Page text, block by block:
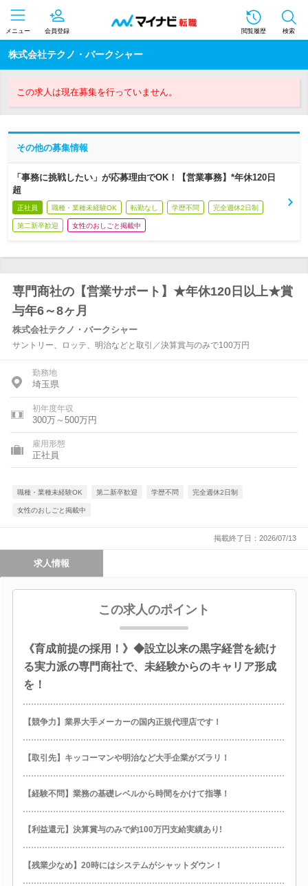
メニュー 会員登録 閲覧履歴 検索
株式会社テクノ・バークシャー
この求人は現在募集を行っていません。
その他の募集情報
「事務に挑戦したい」が応募理由でOK！【営業事務】*年休120日
超
正社員 職種・業種未経験OK 転勤なし 学歴不問 完全週休2日制
第二新卒歓迎 女性のおしごと掲載中
専門商社の【営業サポート】★年休120日以上★賞
与年6～8ヶ月
株式会社テクノ・バークシャー
サントリー、ロッテ、明治などと取引／決算賞与のみで100万円
勤務地
埼玉県
初年度年収
300万～500万円
雇用形態
正社員
職種・業種未経験OK 第二新卒歓迎 学歴不問 完全週休2日制
女性のおしごと掲載中
掲載終了日：2026/07/13
求人情報
この求人のポイント
《育成前提の採用！》◆設立以来の黒字経営を続け
る実力派の専門商社で、未経験からのキャリア形成
を！
【競争力】業界大手メーカーの国内正規代理店です！
【取引先】キッコーマンや明治など大手企業がズラリ！
【経験不問】業務の基礎レベルから時間をかけて指導！
【利益還元】決算賞与のみで約100万円支給実績あり!
【残業少なめ】20時にはシステムがシャットダウン！